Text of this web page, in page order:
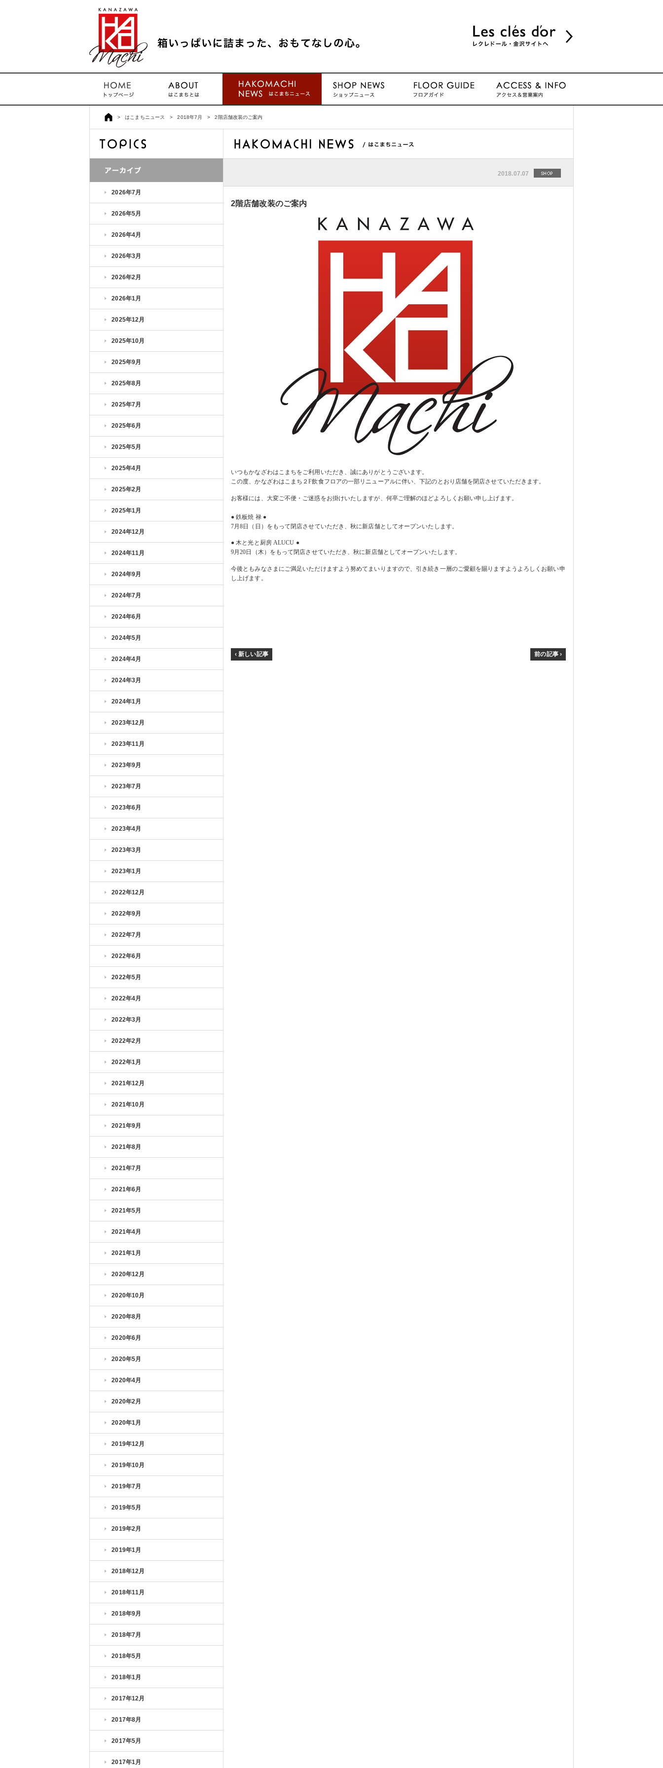
> はこまちニュース > 2018年7月 > 2階店舗改装のご案内
2026年7月
2026年5月
2026年4月
2026年3月
2026年2月
2026年1月
2025年12月
2025年10月
2025年9月
2025年8月
2025年7月
2025年6月
2025年5月
2025年4月
2025年2月
2025年1月
2024年12月
2024年11月
2024年9月
2024年7月
2024年6月
2024年5月
2024年4月
2024年3月
2024年1月
2023年12月
2023年11月
2023年9月
2023年7月
2023年6月
2023年4月
2023年3月
2023年1月
2022年12月
2022年9月
2022年7月
2022年6月
2022年5月
2022年4月
2022年3月
2022年2月
2022年1月
2021年12月
2021年10月
2021年9月
2021年8月
2021年7月
2021年6月
2021年5月
2021年4月
2021年1月
2020年12月
2020年10月
2020年8月
2020年6月
2020年5月
2020年4月
2020年2月
2020年1月
2019年12月
2019年10月
2019年7月
2019年5月
2019年2月
2019年1月
2018年12月
2018年11月
2018年9月
2018年7月
2018年5月
2018年1月
2017年12月
2017年8月
2017年5月
2017年1月
2018.07.07
2階店舗改装のご案内
いつもかなざわはこまちをご利用いただき、誠にありがとうございます。
この度、かなざわはこまち２F飲食フロアの一部リニューアルに伴い、下記のとおり 店舗を閉店させていただきます。
お客様には、大変ご不便・ご迷惑をお掛けいたしますが、何卒ご理解のほどよろしくお願い申し上げます。
● 鉄板焼 禄 ●
7月8日（日）をもって閉店させていただき、秋に新店舗としてオープンいたします。
● 木と光と厨房 ALUCU ●
9月20日（木）をもって閉店させていただき、秋に新店舗としてオープンいたします。
今後ともみなさまにご満足いただけますよう努めてまいりますので、引き続き一層のご愛顧を賜りますよう よろしくお願い申
し上げます。
‹ 新しい記事 前の記事 ›